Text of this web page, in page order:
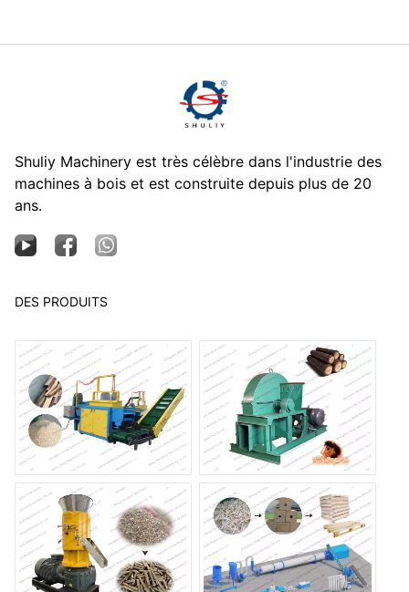
Shuliy Machinery est très célèbre dans l'industrie des
machines à bois et est construite depuis plus de 20
ans.
DES PRODUITS